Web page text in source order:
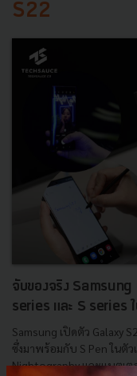
S22
จับของจริง
series และ S series ใ
Samsung เปิดตัว Galaxy
ซึ่งมาพร้อมกับ S Pen ในตั
Nightography และแบตเต